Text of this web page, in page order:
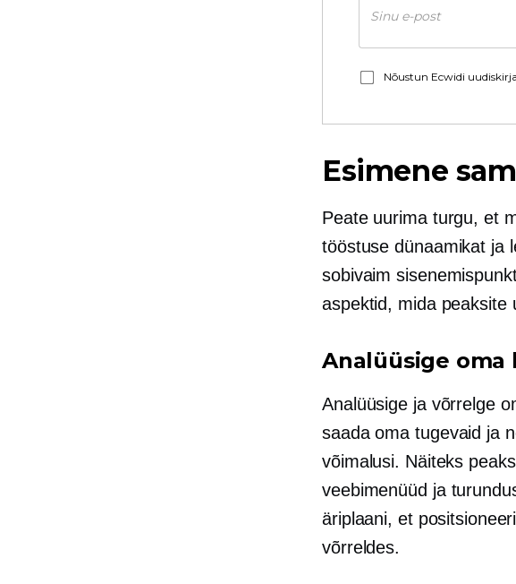
Nõustun Ecwidi
Esimene
Peate uurima turgu, et
tööstuse dünaamikat ja
sobivaim
aspektid, mida peaksite
Analüüsige
Analüüsige ja võrrelge
saada oma tugevaid ja
võimalusi. Näiteks
veebimenüüd ja
äriplaani, et
võrreldes.